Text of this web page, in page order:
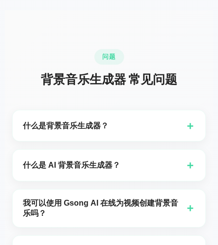
问题
背景音乐生成器 常见问题
什么是背景音乐生成器？ +
画外音、广告、播客、演示或其他内容而不会压过主要
什么是 AI 背景音乐生成器？ +
用场景等文本提示来创作原始音乐，使其比通用的库存
曲目更贴合项目需求。Gsong.ai 根据你的描述在几分钟
我可以使用 Gsong AI 在线为视频创建背景音
乐吗？
+